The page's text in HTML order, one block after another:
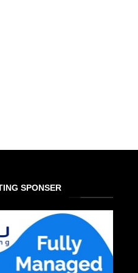
SPONSER